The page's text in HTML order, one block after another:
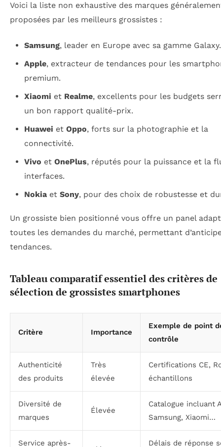
Voici la liste non exhaustive des marques
proposées par les meilleurs grossistes :
Samsung, leader en Europe avec sa gamme Galaxy.
Apple, extracteur de tendances pour les
premium.
Xiaomi et Realme, excellents pour les budgets
un bon rapport qualité-prix.
Huawei et Oppo, forts sur la photographie et la
connectivité.
Vivo et OnePlus, réputés pour la puissance et la
interfaces.
Nokiaet Sony, pour des choix de robustesse et
Un grossiste bien positionné vous offre un panel
toutes les demandes du marché, permettant
tendances.
Tableau comparatif essentiel des critères de
sélection de grossistes smartphones
Critère Importance
Exemple de point
contrôle
Authenticité
des produits
Très
élevée
Certifications CE,
échantillons
Diversité de
marques
Élevée
Catalogue incluant
Samsung, Xiaomi…
Service après- Délais de réponse